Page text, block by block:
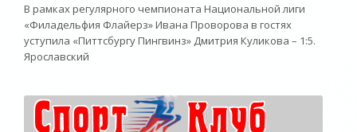
В рамках регулярного чемпионата Национальной лиги
«Филадельфия Флайерз» Ивана Проворова в гостях
уступила «Питтсбургу Пингвинз» Дмитрия Куликова – 1:5.
Ярославский